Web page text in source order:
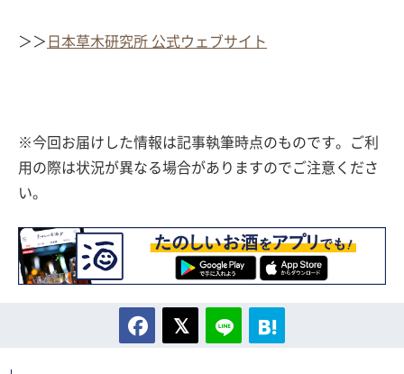
＞＞ 日本草木研究所 公式ウェブサイト
※今回お届けした情報は記事執筆時点のものです。ご利
用の際は状況が異なる場合がありますのでご注意くださ
い。